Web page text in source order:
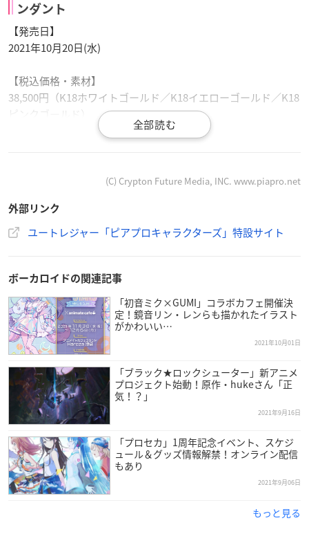
ンダント
【発売日】
2021年10月20日(水)
【税込価格・素材】
38,500円（K18ホワイトゴールド／K18イエローゴールド／K18
「ピアプロキャラクターズ」KAITO 15th Anniver
sary ペンダント
※2022年3月31日頃より順次発送予定
【税込価格・素材】
14,850円（シルバー）、25,300円（K10イエローゴールド／K1
0ピンクゴールド）
ユートレジャーで購入
(C) Crypton Future Media, INC. www.piapro.net
外部リンク
ユートレジャー「ピアプロキャラクターズ」特設サイト
ボーカロイドの関連記事
「初音ミク×GUMI」コラボカフェ開催決
定！鏡音リン・レンらも描かれたイラスト
がかわいい…
2021年10月01日
「ブラック★ロックシューター」新アニメ
プロジェクト始動！原作・hukeさん「正
気！？」
2021年9月16日
「プロセカ」1周年記念イベント、スケジ
ュール＆グッズ情報解禁！オンライン配信
もあり
2021年9月06日
もっと見る